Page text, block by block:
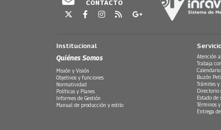
CONTACTO
Institucional
Quiénes Somos
Misión y Visión
Objetivos y funciones
Normatividad
Políticas y Planes
Informes de Gestión
Manual de producción y estilo
Atención
Trabaja
Buzón
Trámites y
Directorio
Estado de
Términos
Entrega